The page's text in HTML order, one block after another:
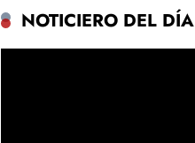
NOTICIERO DEL DÍA